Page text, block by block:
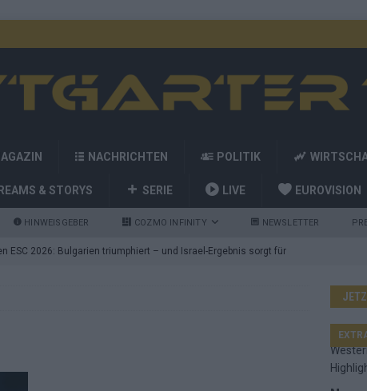
NACHRICHTEN POLITIK
& STORYS SERIE LIVE EUROVISION
HINWEISGEBER COZMO INFINITY NEWSLETTER
ESC 2026: Bulgarien triumphiert – und Israel-Ergebnis sorgt für
die Showacts im ESC-Finale 2026 in Wien
Favorit, Australien überrascht – alle Acts und unsere Prognose